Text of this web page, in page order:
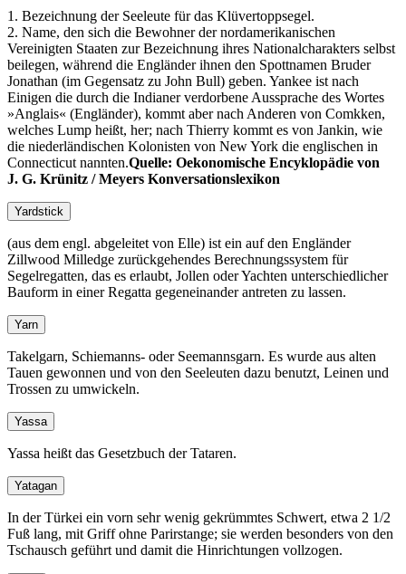
1. Bezeichnung der Seeleute für das Klüvertoppsegel.
2. Name, den sich die Bewohner der nordamerikanischen
Vereinigten Staaten zur Bezeichnung ihres Nationalcharakters selbst
beilegen, während die Engländer ihnen den Spottnamen Bruder
Jonathan (im Gegensatz zu John Bull) geben. Yankee ist nach
Einigen die durch die Indianer verdorbene Aussprache des Wortes
»Anglais« (Engländer), kommt aber nach Anderen von Comkken,
welches Lump heißt, her; nach Thierry kommt es von Jankin, wie
die niederländischen Kolonisten von New York die englischen in
Connecticut nannten.Quelle: Oekonomische Encyklopädie von
J. G. Krünitz / Meyers Konversationslexikon
Yardstick
(aus dem engl. abgeleitet von Elle) ist ein auf den Engländer
Zillwood Milledge zurückgehendes Berechnungssystem für
Segelregatten, das es erlaubt, Jollen oder Yachten unterschiedlicher
Bauform in einer Regatta gegeneinander antreten zu lassen.
Yarn
Takelgarn, Schiemanns- oder Seemannsgarn. Es wurde aus alten
Tauen gewonnen und von den Seeleuten dazu benutzt, Leinen und
Trossen zu umwickeln.
Yassa
Yassa heißt das Gesetzbuch der Tataren.
Yatagan
In der Türkei ein vorn sehr wenig gekrümmtes Schwert, etwa 2 1/2
Fuß lang, mit Griff ohne Parirstange; sie werden besonders von den
Tschausch geführt und damit die Hinrichtungen vollzogen.